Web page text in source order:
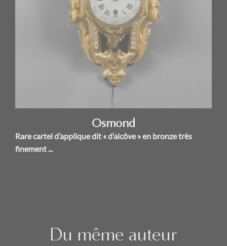
Osmond
Rare cartel d’applique dit « d’alcôve » en bronze très
finement ...
Du même auteur